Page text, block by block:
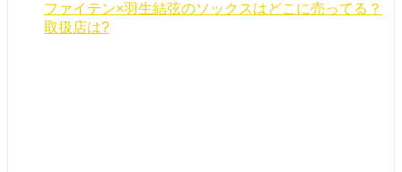
ファイテン×羽生結弦のソックスはどこに売ってる？
取扱店は?